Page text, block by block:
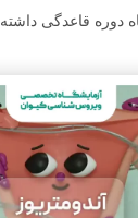
قاعدگی داشته